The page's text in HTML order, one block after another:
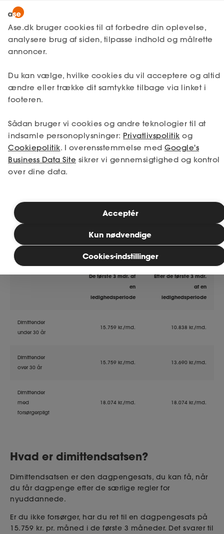
Ase Selvstændig
Lønmodtager
Fagforening
Lønsikring
Få svar
Medlemsfordele
Selvstændig
Inspiration
Bliv medlem
Dokumenter.dk
Lønmodtager Få svar
Dagpenge
Satser og udbetaling
Dimittendsats
mens du søger arbejde, er det en god idé
at kende til og forstå dimittendsatsen for
nyuddannede og de tilhørende regler.
Publiceret: 16. juli 2026
Dimittendsatser 2026
De første 3 mdr. af
en
ledighedsperiode
Efter de første 3 mdr.
af en
ledighedsperiode
Dimittender
under 30 år
15.759 kr./md. 10.838 kr./md.
Dimittender
over 30 år
15.759 kr./md. 13.690 kr./md.
Dimittender
med
forsørgerpligt
18.074 kr./md. 18.074 kr./md.
Hvad er dimittendsatsen?
Dimittendsatsen er den dagpengesats, du kan få, når
du får dagpenge efter de særlige regler for
nyuddannede.
Er du ikke forsørger, har du ret til en dagpengesats på
15.759 kr. pr. måned i de første 3 måneder. Det svarer til
Ase.dk bruger cookies til at forbedre din oplevelse,
analysere brug af siden, tilpasse indhold og målrette
annoncer.
Du kan vælge, hvilke cookies du vil acceptere og altid
ændre eller trække dit samtykke tilbage via linket i
footeren.
Sådan bruger vi cookies og andre teknologier til at
indsamle personoplysninger: Privatlivspolitik og
Cookiepolitik. I overensstemmelse med Google's
Business Data Site sikrer vi gennemsigtighed og kontrol
over dine data.
Cookies-indstillinger
Kun nødvendige
Acceptér